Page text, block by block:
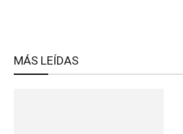
MÁS LEÍDAS